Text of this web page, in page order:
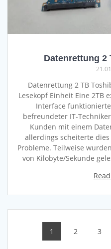
Datenrettung 2
Datenrettung 2 TB
Lesekopf Einheit Eine 2TB
Interface
befreundeter IT-
Kunden mit einem
allerdings scheiterte
Probleme. Teilweise
von Kilobyte/Sekunde
Posts
navigation
Page
1 Page
2 Page
3